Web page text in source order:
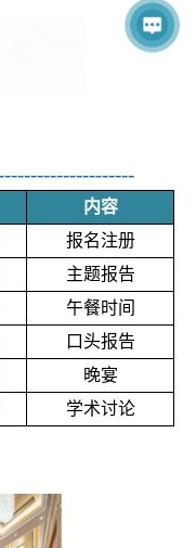
内容
报名注册
主题报告
午餐时间
口头报告
晚宴
学术讨论